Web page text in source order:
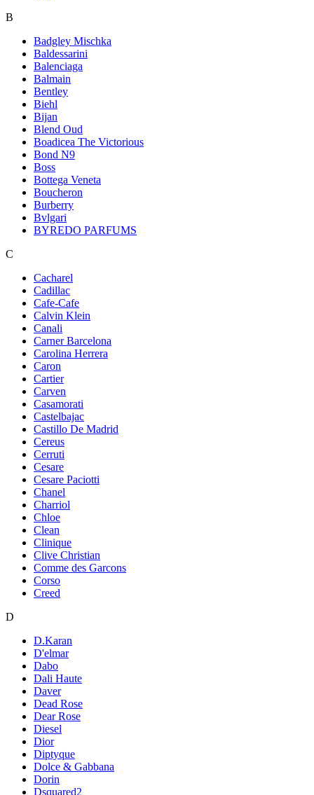
B
Badgley Mischka
Baldessarini
Balenciaga
Balmain
Bentley
Biehl
Bijan
Blend Oud
Boadicea The Victorious
Bond N9
Boss
Bottega Veneta
Boucheron
Burberry
Bvlgari
BYREDO PARFUMS
C
Cacharel
Cadillac
Cafe-Cafe
Calvin Klein
Canali
Carner Barcelona
Carolina Herrera
Caron
Cartier
Carven
Casamorati
Castelbajac
Castillo De Madrid
Cereus
Cerruti
Cesare
Cesare Paciotti
Chanel
Charriol
Chloe
Clean
Clinique
Clive Christian
Comme des Garcons
Corso
Creed
D
D.Karan
D'elmar
Dabo
Dali Haute
Daver
Dead Rose
Dear Rose
Diesel
Dior
Diptyque
Dolce & Gabbana
Dorin
Dsquared2